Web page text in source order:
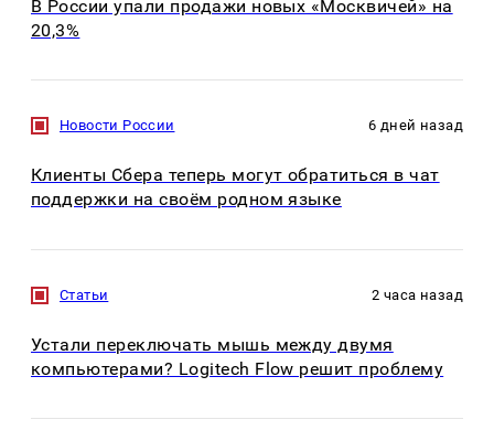
В России упали продажи новых «Москвичей» на
20,3%
Новости России 6 дней назад
Клиенты Сбера теперь могут обратиться в чат
поддержки на своём родном языке
Статьи 2 часа назад
Устали переключать мышь между двумя
компьютерами? Logitech Flow решит проблему